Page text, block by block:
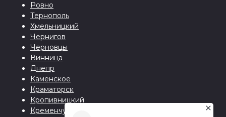
Ровно
Тернополь
Хмельницкий
Чернигов
Черновцы
Винница
Днепр
Каменское
Краматорск
Кропивницкий
Кременчуг